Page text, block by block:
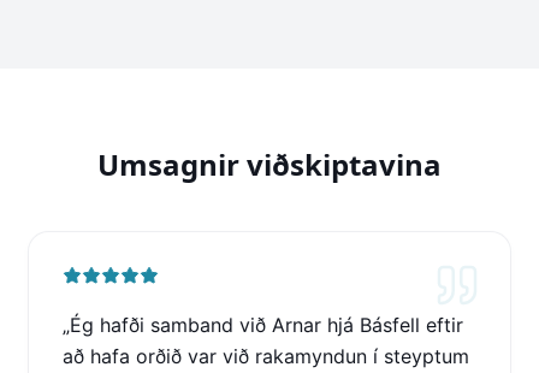
Umsagnir viðskiptavina
„Ég hafði samband við Arnar hjá Básfell eftir
að hafa orðið var við rakamyndun í steyptum